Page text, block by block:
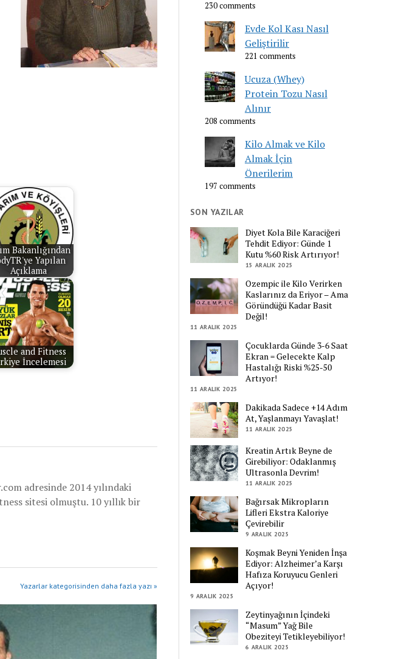
Bakanlığından
Yapılan
Açıklama
and Fitness
İncelemesi
adresinde 2014 yılındaki
sitesi olmuştu. 10 yıllık bir
Yazarlar kategorisinden daha fazla yazı »
230 comments
Evde Kol Kası Nasıl
Geliştirilir
221 comments
Ucuza (Whey)
Protein Tozu Nasıl
Alınır
208 comments
Kilo Almak ve Kilo
Almak İçin
Önerilerim
197 comments
SON YAZILAR
Diyet Kola Bile Karaciğeri
Tehdit Ediyor: Günde 1
Kutu %60 Risk Artırıyor!
15 ARALIK 2025
Ozempic ile Kilo Verirken
Kaslarınız da Eriyor – Ama
Göründüğü Kadar Basit
Değil!
11 ARALIK 2025
Çocuklarda Günde 3-6 Saat
Ekran = Gelecekte Kalp
Hastalığı Riski %25-50
Artıyor!
11 ARALIK 2025
Dakikada Sadece +14 Adım
At, Yaşlanmayı Yavaşlat!
11 ARALIK 2025
Kreatin Artık Beyne de
Girebiliyor: Odaklanmış
Ultrasonla Devrim!
11 ARALIK 2025
Bağırsak Mikropların
Lifleri Ekstra Kaloriye
Çevirebilir
9 ARALIK 2025
Koşmak Beyni Yeniden İnşa
Ediyor: Alzheimer’a Karşı
Hafıza Koruyucu Genleri
Açıyor!
9 ARALIK 2025
Zeytinyağının İçindeki
“Masum” Yağ Bile
Obeziteyi Tetikleyebiliyor!
6 ARALIK 2025